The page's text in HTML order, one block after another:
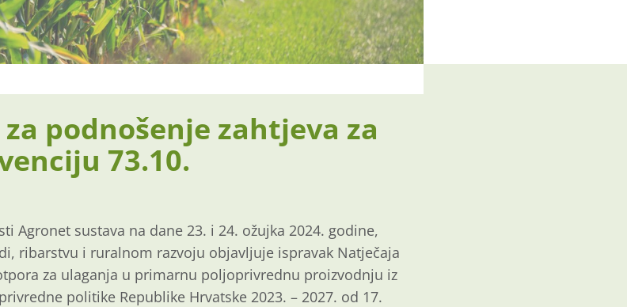
podnošenje zahtjeva za
73.10.
Agronet sustava na dane 23. i 24. ožujka 2024. godine,
ribarstvu i ruralnom razvoju objavljuje ispravak Natječaja
za ulaganja u primarnu poljoprivrednu proizvodnju iz
politike Republike Hrvatske 2023. – 2027. od 17.